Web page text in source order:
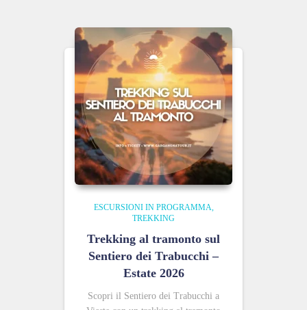
ESCURSIONI IN PROGRAMMA
TREKKING
Trekking al tramonto sul
Sentiero dei Trabucchi –
Estate 2026
Scopri il Sentiero dei Trabucchi a